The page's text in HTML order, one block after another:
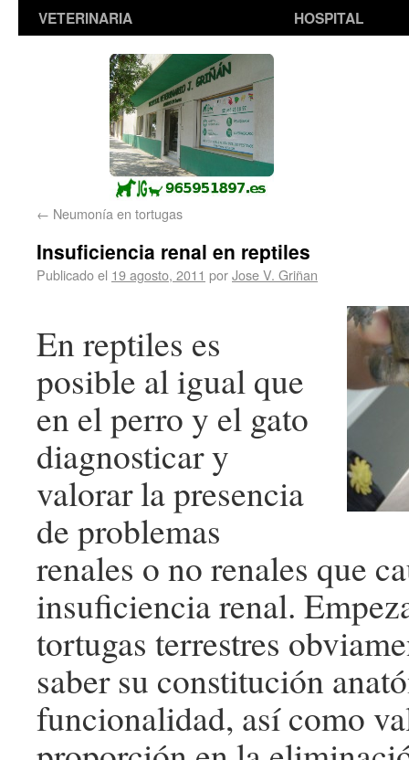
VETERINARIA
HOSPITAL
← Neumonía en tortugas
Insuficiencia renal en reptiles
Publicado el 19 agosto, 2011 porJose V. Griñan
En reptiles es
posible al igual que
en el perro y el gato
diagnosticar y
valorar la presencia
de problemas
renales o no renales que
insuficiencia renal.
tortugas terrestres
saber su constitución
funcionalidad, así como